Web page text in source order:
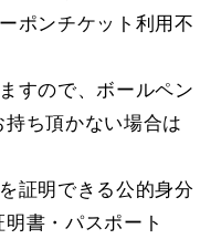
ポンチケット利用不
すので、ボールペン
ち頂かない場合は
証明できる公的身分
書・パスポート